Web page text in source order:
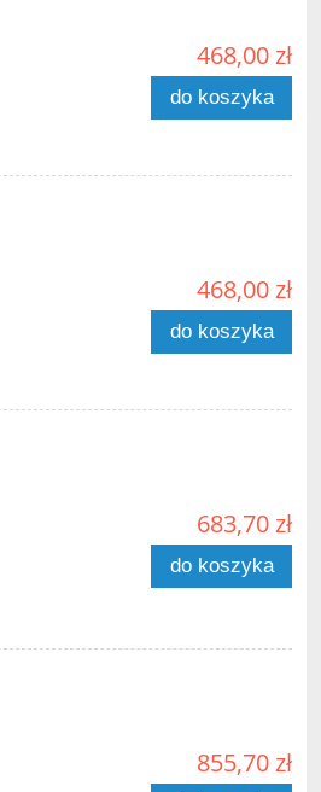
468,00 zł
do koszyka
468,00 zł
do koszyka
683,70 zł
do koszyka
855,70 zł